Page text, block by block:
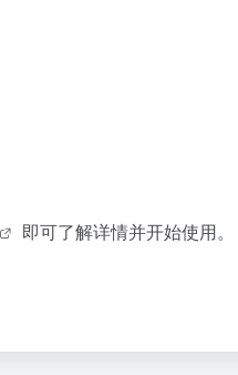
即可了解详情并开始使用。